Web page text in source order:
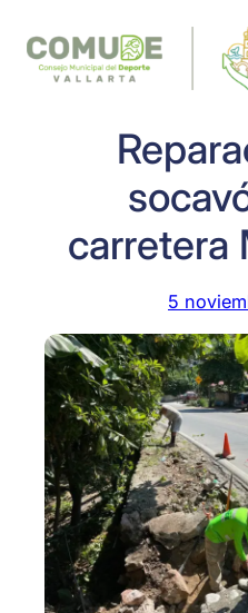
contenido
carretera
5